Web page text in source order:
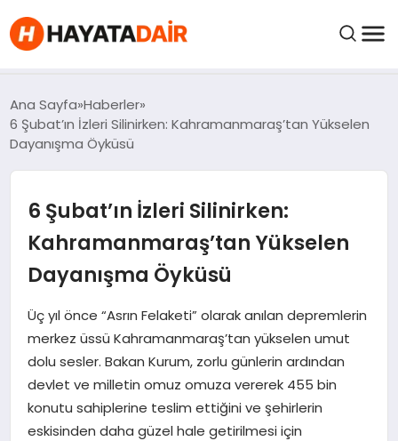
FIYATLAR
HABERLER
İNCELEMELER
KIMDIR?
NEDIR?
OYUN
Ana Sayfa Haberler
6 Şubat’ın İzleri Silinirken: Kahramanmaraş’tan Yükselen
Dayanışma Öyküsü
6 Şubat’ın İzleri Silinirken:
Kahramanmaraş’tan Yükselen
Dayanışma Öyküsü
Üç yıl önce “Asrın Felaketi” olarak anılan depremlerin
merkez üssü Kahramanmaraş’tan yükselen umut
dolu sesler. Bakan Kurum, zorlu günlerin ardından
devlet ve milletin omuz omuza vererek 455 bin
konutu sahiplerine teslim ettiğini ve şehirlerin
eskisinden daha güzel hale getirilmesi için